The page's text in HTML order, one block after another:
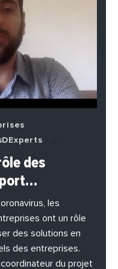
#Economie
#Institutions
des
les
ont un rôle
des solutions en
des entreprises.
du projet